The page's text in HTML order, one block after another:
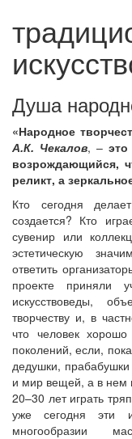
Душа
«Народное
А.К. Чекалов, –
возрождающийся,
реликт, а
Кто сегодня
создается? Кто
сувенир или
эстетическую
ответить
проекте приняли
искусствоведы,
творчеству и, в
что человек
поколений, если,
дедушки,
и мир вещей, а в нем
20–30 лет играть
уже сегодня эти
многообразии